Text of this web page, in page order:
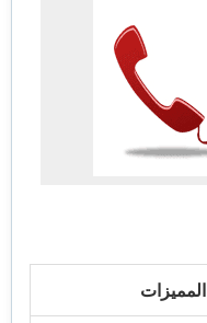
المميزات